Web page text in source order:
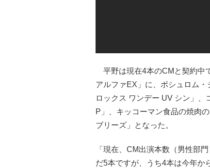
平野は現在4本のCMと契約中
アルファEX」に、ボシュロム
ロックス ワンデー UV シン」
P」、キッコーマン食品の焼肉
ブリーズ」となった。
「現在、CM出演本数（男性部
だ5本ですが、うち4本は今年か